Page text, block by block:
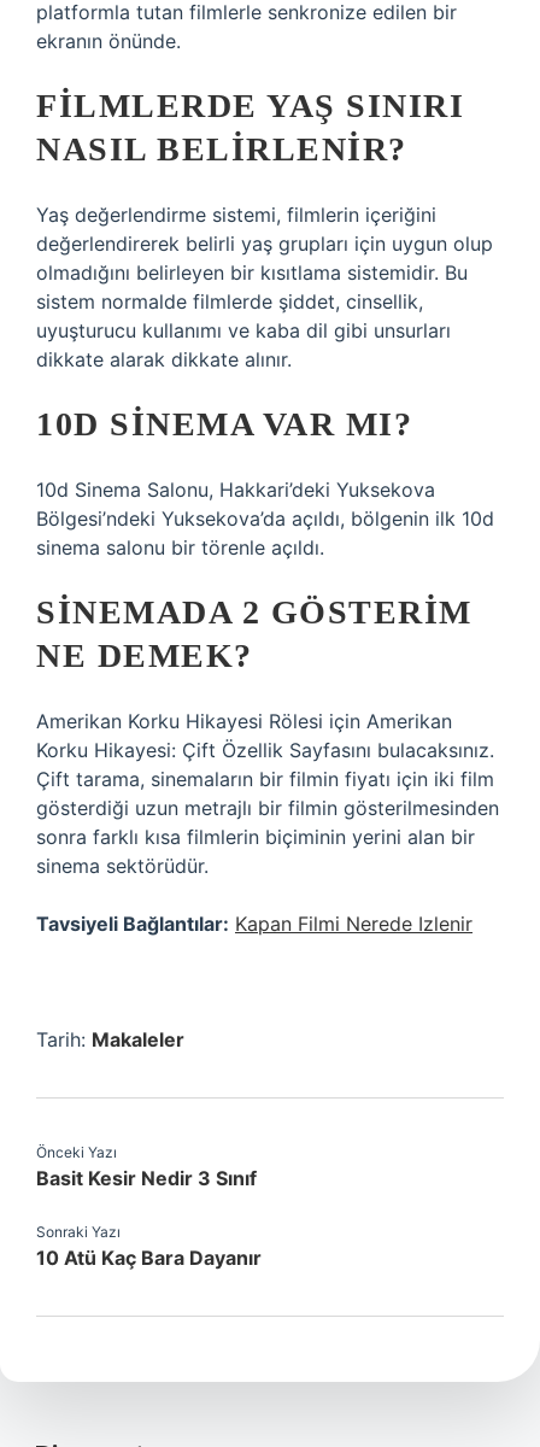
platformla tutan filmlerle senkronize edilen bir
ekranın önünde.
FILMLERDE YAŞ SINIRI
NASIL BELIRLENIR?
Yaş değerlendirme sistemi, filmlerin içeriğini
değerlendirerek belirli yaş grupları için uygun olup
olmadığını belirleyen bir kısıtlama sistemidir. Bu
sistem normalde filmlerde şiddet, cinsellik,
uyuşturucu kullanımı ve kaba dil gibi unsurları
dikkate alarak dikkate alınır.
10D SINEMA VAR MI?
10d Sinema Salonu, Hakkari’deki Yuksekova
Bölgesi’ndeki Yuksekova’da açıldı, bölgenin ilk 10d
sinema salonu bir törenle açıldı.
SINEMADA 2 GÖSTERIM
NE DEMEK?
Amerikan Korku Hikayesi Rölesi için Amerikan
Korku Hikayesi: Çift Özellik Sayfasını bulacaksınız.
Çift tarama, sinemaların bir filmin fiyatı için iki film
gösterdiği uzun metrajlı bir filmin gösterilmesinden
sonra farklı kısa filmlerin biçiminin yerini alan bir
sinema sektörüdür.
Tavsiyeli Bağlantılar: Kapan Filmi Nerede Izlenir
Tarih: Makaleler
Önceki Yazı
Basit Kesir Nedir 3 Sınıf
Sonraki Yazı
10 Atü Kaç Bara Dayanır